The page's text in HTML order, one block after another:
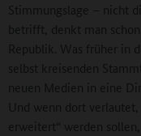
Stimmungslage – nicht
betrifft, denkt man
Republik. Was früher in
selbst kreisenden
neuen Medien in eine
Und wenn dort verlautet,
erweitert“ werden sollen,